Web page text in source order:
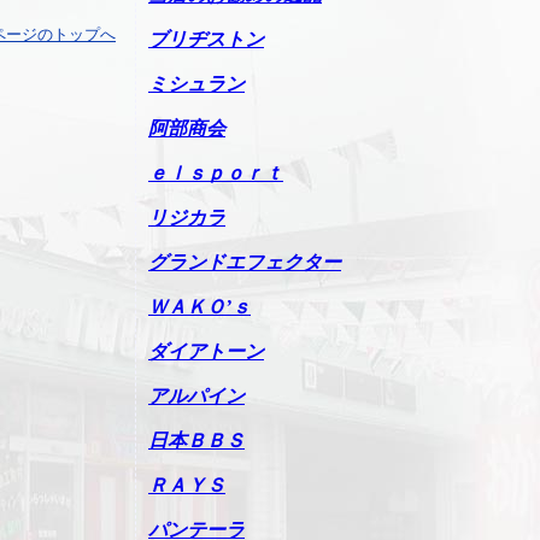
ジのトップへ ブリヂストン
ミシュラン
阿部商会
ｅｌｓｐｏｒｔ
リジカラ
グランドエフェクター
ＷＡＫＯ’ｓ
ダイアトーン
アルパイン
日本ＢＢＳ
ＲＡＹＳ
パンテーラ